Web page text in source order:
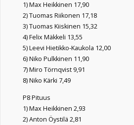
1) Max Heikkinen 17,90
2) Tuomas Riikonen 17,18
3) Tuomas Kiiskinen 15,32
4) Felix Mäkkeli 13,55
5) Leevi Hietikko-Kaukola 12,00
6) Niko Pulkkinen 11,90
7) Miro Törnqvist 9,91
8) Niko Kärki 7,49
P8 Pituus
1) Max Heikkinen 2,93
2) Anton Öystilä 2,81